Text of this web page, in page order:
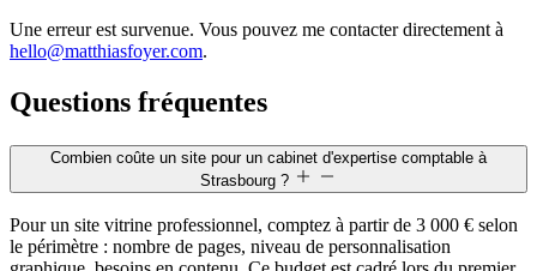
Une erreur est survenue. Vous pouvez me contacter directement à
hello@matthiasfoyer.com.
Questions fréquentes
Combien coûte un site pour un cabinet d'expertise comptable à
Strasbourg ?
Pour un site vitrine professionnel, comptez à partir de 3 000 € selon
le périmètre : nombre de pages, niveau de personnalisation